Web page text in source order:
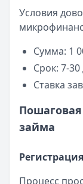
Условия
Сумма: 1
Срок: 7-30
Ставка
займа
Процесс